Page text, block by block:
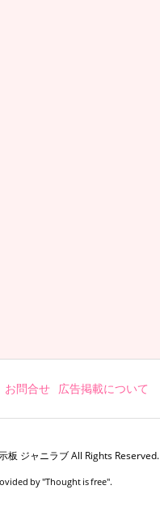
お問合せ 広告掲載について
板 ジャニラブAll Rights Reserved.
by "Thought is free".